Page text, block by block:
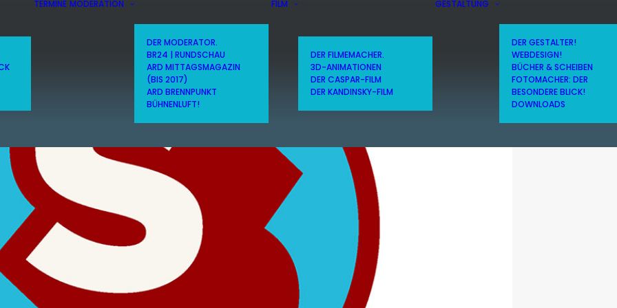
TERMINE MODERATION
DER MODERATOR.
BR24 | RUNDSCHAU
ARD MITTAGSMAGAZIN
(BIS 2017)
ARD BRENNPUNKT
BÜHNENLUFT!
FILM
DER FILMEMACHER.
3D-ANIMATIONEN
DER CASPAR-FILM
DER KANDINSKY-FILM
GESTALTUNG
DER GESTALTER!
WEBDESIGN!
BÜCHER & SCHEIBEN
FOTOMACHER: DER
BESONDERE BLICK!
DOWNLOADS
DEBATTE GMUND